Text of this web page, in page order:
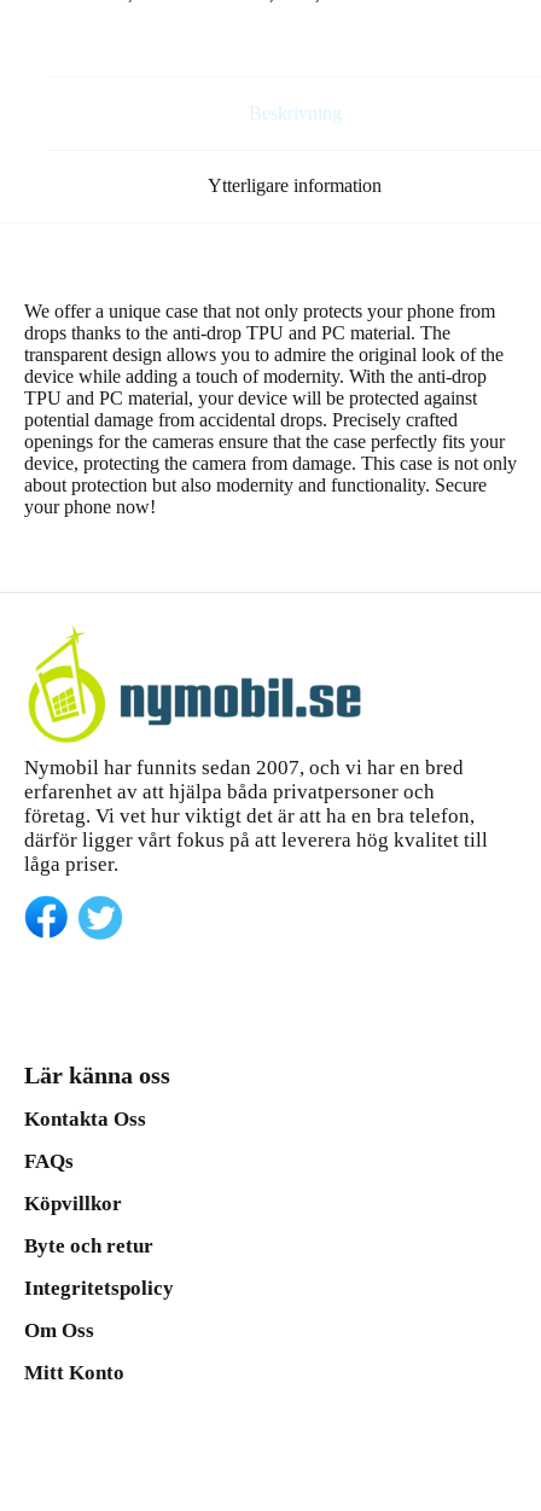
Beskrivning
Ytterligare information
We offer a unique case that not only protects your phone from
drops thanks to the anti-drop TPU and PC material. The
transparent design allows you to admire the original look of the
device while adding a touch of modernity. With the anti-drop
TPU and PC material, your device will be protected against
potential damage from accidental drops. Precisely crafted
openings for the cameras ensure that the case perfectly fits your
device, protecting the camera from damage. This case is not only
about protection but also modernity and functionality. Secure
your phone now!
Nymobil har funnits sedan 2007, och vi har en bred
erfarenhet av att hjälpa båda privatpersoner och
företag. Vi vet hur viktigt det är att ha en bra telefon,
därför ligger vårt fokus på att leverera hög kvalitet till
låga priser.
Lär känna oss
Kontakta Oss
FAQs
Köpvillkor
Byte och retur
Integritetspolicy
Om Oss
Mitt Konto